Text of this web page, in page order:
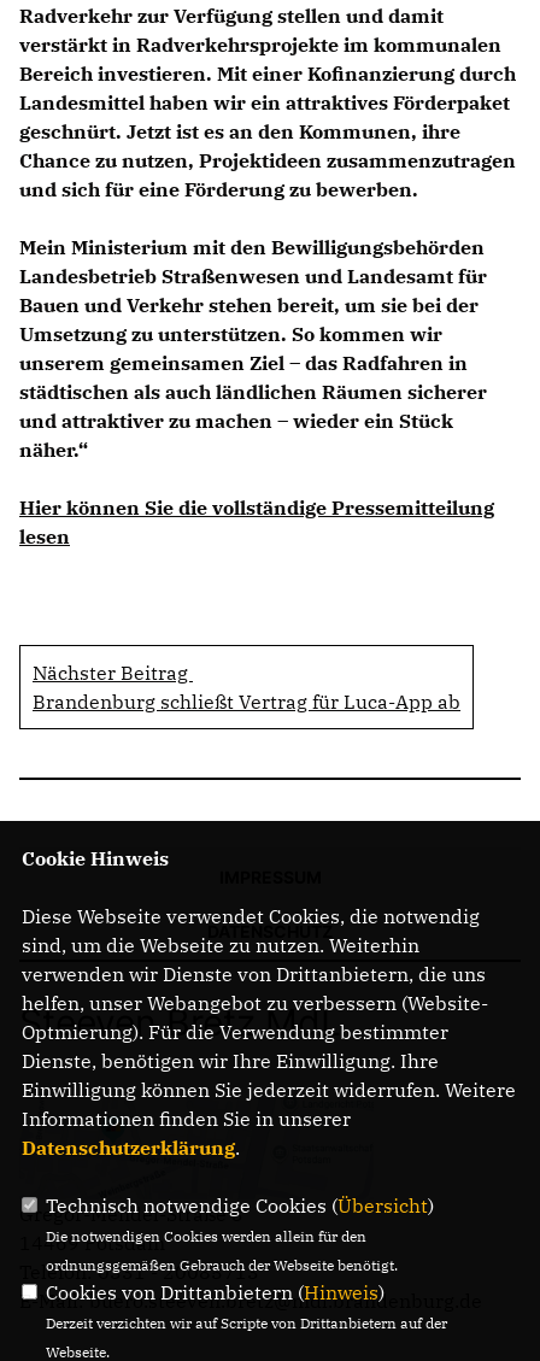
Radverkehr zur Verfügung stellen und damit
verstärkt in Radverkehrsprojekte im kommunalen
Bereich investieren. Mit einer Kofinanzierung durch
Landesmittel haben wir ein attraktives Förderpaket
geschnürt. Jetzt ist es an den Kommunen, ihre
Chance zu nutzen, Projektideen zusammenzutragen
und sich für eine Förderung zu bewerben.
Mein Ministerium mit den Bewilligungsbehörden
Landesbetrieb Straßenwesen und Landesamt für
Bauen und Verkehr stehen bereit, um sie bei der
Umsetzung zu unterstützen. So kommen wir
unserem gemeinsamen Ziel – das Radfahren in
städtischen als auch ländlichen Räumen sicherer
und attraktiver zu machen – wieder ein Stück
näher.“
Hier können Sie die vollständige Pressemitteilung
lesen
Nächster Beitrag
Brandenburg schließt Vertrag für Luca-App ab
Steeven Bretz MdL
Gregor-Mendel-Straße 3
14469 Potsdam
Telefon: 0331 - 20085713
E-Mail: buero.steeven.bretz@mdl.brandenburg.de
Cookie Hinweis
Diese Webseite verwendet Cookies, die notwendig
sind, um die Webseite zu nutzen. Weiterhin
verwenden wir Dienste von Drittanbietern, die uns
helfen, unser Webangebot zu verbessern (Website-
Optmierung). Für die Verwendung bestimmter
Dienste, benötigen wir Ihre Einwilligung. Ihre
Einwilligung können Sie jederzeit widerrufen. Weitere
Informationen finden Sie in unserer
Datenschutzerklärung.
Technisch notwendige Cookies (Übersicht)
Die notwendigen Cookies werden allein für den
ordnungsgemäßen Gebrauch der Webseite benötigt.
Cookies von Drittanbietern (Hinweis)
Derzeit verzichten wir auf Scripte von Drittanbietern auf der
Webseite.